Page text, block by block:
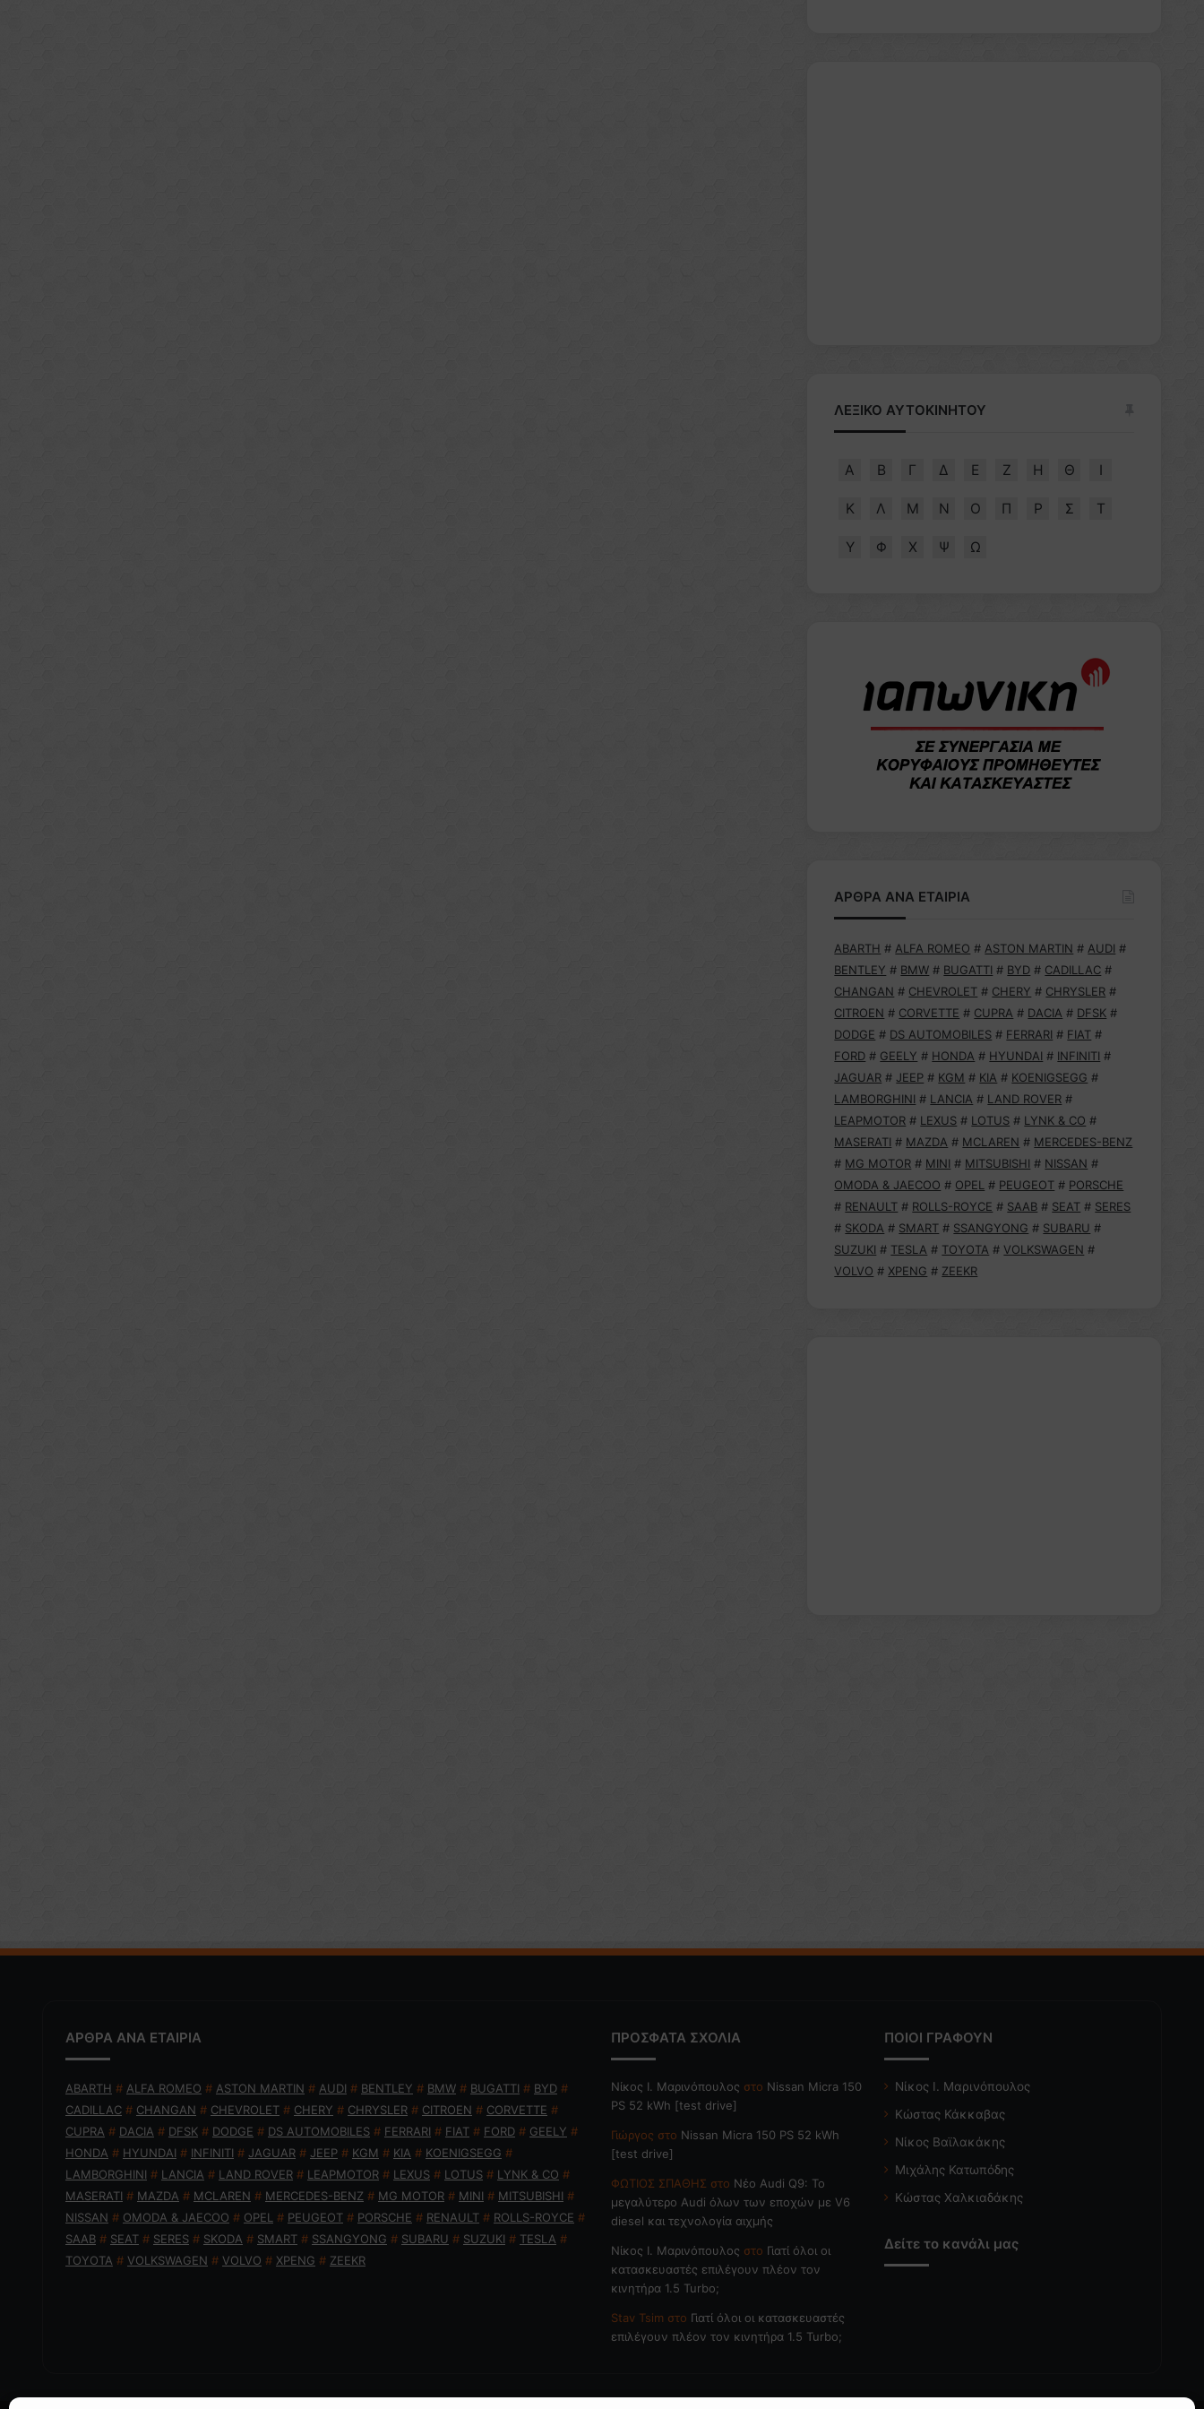
ΛΕΞΙΚΟ ΑΥΤΟΚΙΝΗΤΟΥ
Α Β Γ Δ Ε Ζ Η Θ Ι
Κ Λ Μ Ν Ο Π Ρ Σ Τ
Υ Φ Χ Ψ Ω
ΑΡΘΡΑ ΑΝΑ ΕΤΑΙΡΙΑ
ABARTH # ALFA ROMEO # ASTON MARTIN # AUDI #
BENTLEY # BMW # BUGATTI # BYD # CADILLAC #
CHANGAN # CHEVROLET # CHERY # CHRYSLER #
CITROEN # CORVETTE # CUPRA # DACIA # DFSK #
DODGE # DS AUTOMOBILES # FERRARI # FIAT #
FORD # GEELY # HONDA # HYUNDAI # INFINITI #
JAGUAR # JEEP # KGM # KIA # KOENIGSEGG #
LAMBORGHINI # LANCIA # LAND ROVER #
LEAPMOTOR # LEXUS # LOTUS # LYNK & CO #
MASERATI # MAZDA # MCLAREN # MERCEDES-BENZ
# MG MOTOR # MINI # MITSUBISHI # NISSAN #
OMODA & JAECOO # OPEL # PEUGEOT # PORSCHE
# RENAULT # ROLLS-ROYCE # SAAB # SEAT # SERES
# SKODA # SMART # SSANGYONG # SUBARU #
SUZUKI # TESLA # TOYOTA # VOLKSWAGEN #
VOLVO # XPENG # ZEEKR
ΑΡΘΡΑ ΑΝΑ ΕΤΑΙΡΙΑ
ABARTH # ALFA ROMEO # ASTON MARTIN # AUDI # BENTLEY # BMW # BUGATTI # BYD #
CADILLAC # CHANGAN # CHEVROLET # CHERY # CHRYSLER # CITROEN # CORVETTE #
CUPRA # DACIA # DFSK # DODGE # DS AUTOMOBILES # FERRARI # FIAT # FORD # GEELY #
HONDA # HYUNDAI # INFINITI # JAGUAR # JEEP # KGM # KIA # KOENIGSEGG #
LAMBORGHINI # LANCIA # LAND ROVER # LEAPMOTOR # LEXUS # LOTUS # LYNK & CO #
MASERATI # MAZDA # MCLAREN # MERCEDES-BENZ # MG MOTOR # MINI # MITSUBISHI #
NISSAN # OMODA & JAECOO # OPEL # PEUGEOT # PORSCHE # RENAULT # ROLLS-ROYCE #
SAAB # SEAT # SERES # SKODA # SMART # SSANGYONG # SUBARU # SUZUKI # TESLA #
TOYOTA # VOLKSWAGEN # VOLVO # XPENG # ZEEKR
ΠΡΟΣΦΑΤΑ ΣΧΟΛΙΑ
Nίκος Ι. Mαρινόπουλος στο Nissan Micra 150
PS 52 kWh [test drive]
Γιώργος στο Nissan Micra 150 PS 52 kWh
[test drive]
ΦΩΤΙΟΣ ΣΠΑΘΗΣ στο Νέο Audi Q9: Το
μεγαλύτερο Audi όλων των εποχών με V6
diesel και τεχνολογία αιχμής
Nίκος Ι. Mαρινόπουλος στο Γιατί όλοι οι
κατασκευαστές επιλέγουν πλέον τον
κινητήρα 1.5 Turbo;
Stav Tsim στο Γιατί όλοι οι κατασκευαστές
επιλέγουν πλέον τον κινητήρα 1.5 Turbo;
ΠΟΙΟΙ ΓΡΑΦΟΥΝ
Νίκος Ι. Μαρινόπουλος
Κώστας Κάκκαβας
Νίκος Βαϊλακάκης
Μιχάλης Κατωπόδης
Κώστας Χαλκιαδάκης
Δείτε το κανάλι μας